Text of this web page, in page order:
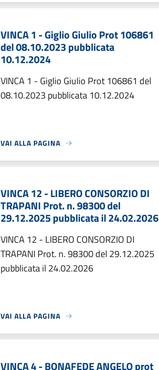
VINCA 1 - Giglio Giulio Prot 106861
del 08.10.2023 pubblicata
10.12.2024
VINCA 1 - Giglio Giulio Prot 106861 del
08.10.2023 pubblicata 10.12.2024
VAI ALLA PAGINA
VINCA 12 - LIBERO CONSORZIO DI
TRAPANI Prot. n. 98300 del
29.12.2025 pubblicata il 24.02.2026
VINCA 12 - LIBERO CONSORZIO DI
TRAPANI Prot. n. 98300 del 29.12.2025
pubblicata il 24.02.2026
VAI ALLA PAGINA
VINCA 4 - BONAFEDE ANGELO prot